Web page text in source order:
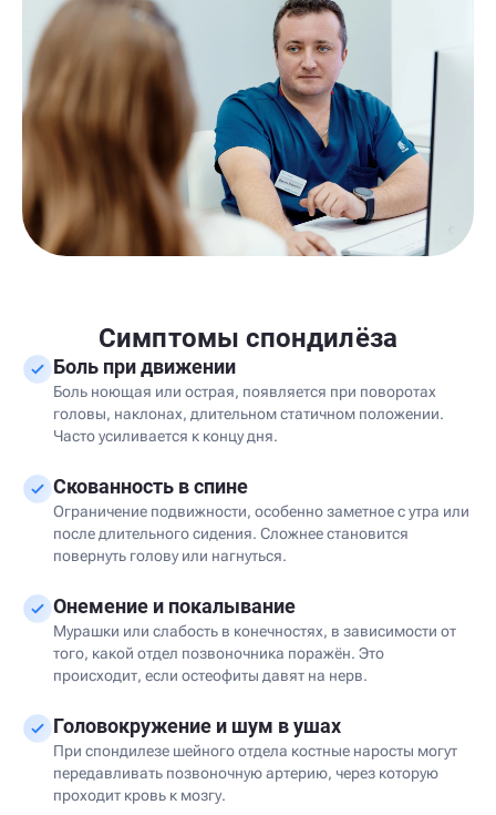
Симптомы спондилёза
Боль при движении
Боль ноющая или острая, появляется при поворотах
головы, наклонах, длительном статичном положении.
Часто усиливается к концу дня.
Скованность в спине
Ограничение подвижности, особенно заметное с утра или
после длительного сидения. Сложнее становится
повернуть голову или нагнуться.
Онемение и покалывание
Мурашки или слабость в конечностях, в зависимости от
того, какой отдел позвоночника поражён. Это
происходит, если остеофиты давят на нерв.
Головокружение и шум в ушах
При спондилезе шейного отдела костные наросты могут
передавливать позвоночную артерию, через которую
проходит кровь к мозгу.